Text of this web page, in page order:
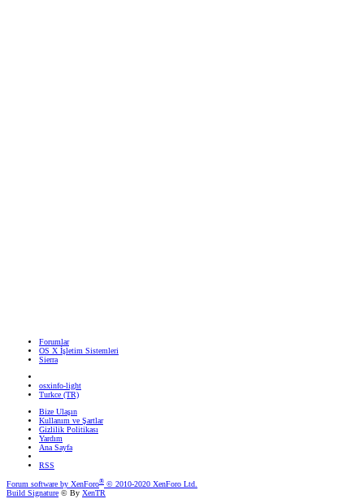
Forumlar
OS X İşletim Sistemleri
Sierra
osxinfo-light
Turkce (TR)
Bize Ulaşın
Kullanım ve Şartlar
Gizlilik Politikası
Yardım
Ana Sayfa
RSS
Forum software by XenForo® © 2010-2020 XenForo Ltd.
Build Signature © By XenTR